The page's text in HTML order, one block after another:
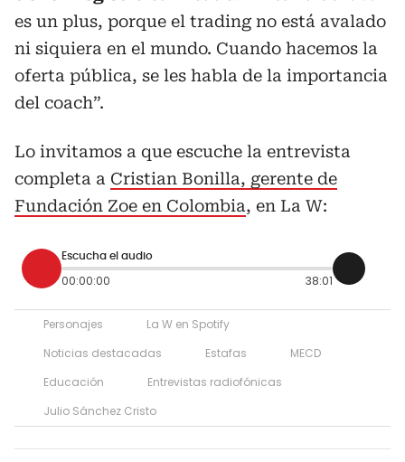
es un plus, porque el trading no está avalado
ni siquiera en el mundo. Cuando hacemos la
oferta pública, se les habla de la importancia
del coach”.
Lo invitamos a que escuche la entrevista
completa a Cristian Bonilla, gerente de
Fundación Zoe en Colombia, en La W:
Escucha el audio
00:00:00 38:01
Personajes
La W en Spotify
Noticias destacadas
Estafas
MECD
Educación
Entrevistas radiofónicas
Julio Sánchez Cristo